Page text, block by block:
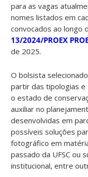
para as vagas
nomes listados em
convocados ao longo
13/2024/PROEX
de 2025.
O bolsista
partir das tipologias
o estado de
auxiliar no
desenvolvidas em
possíveis soluções
fotográfico em
passado da UFSC ou
institucional, entre